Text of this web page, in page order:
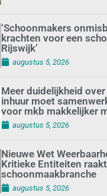
‘Schoonmakers
krachten voor een
Rijswijk’
augustus 5, 2026
Meer duidelijkheid
inhuur moet
voor mkb makkelijker
augustus 5, 2026
Nieuwe Wet
Kritieke Entiteiten
schoonmaakbranche
augustus 5, 2026